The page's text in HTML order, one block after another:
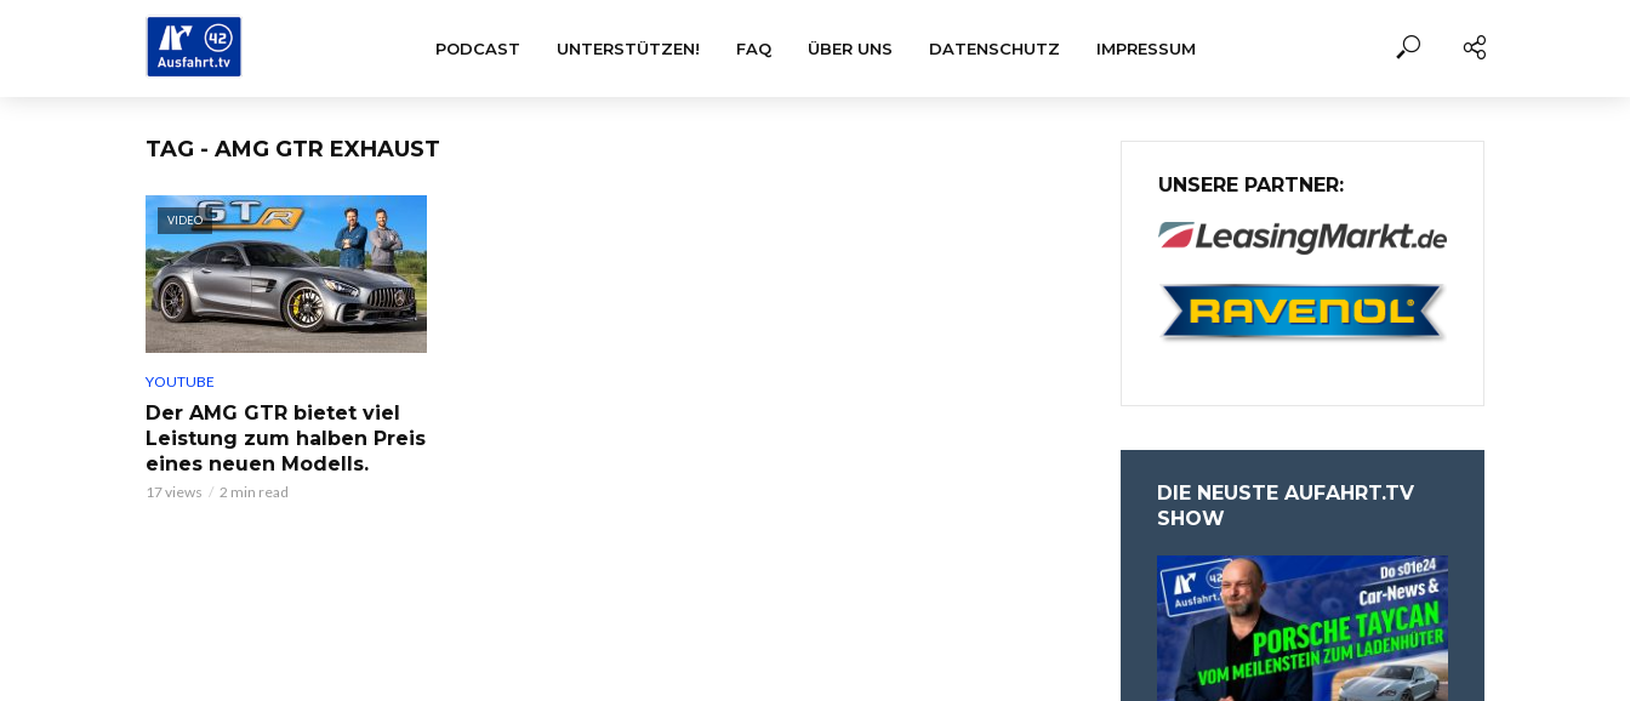
PODCAST UNTERSTÜTZEN! FAQ ÜBER UNS DATENSCHUTZ IMPRESSUM
TAG - AMG GTR EXHAUST
VIDEO
YOUTUBE
Der AMG GTR bietet viel
Leistung zum halben Preis
eines neuen Modells.
17 views 2 min read
UNSERE PARTNER:
DIE NEUSTE AUFAHRT.TV
SHOW